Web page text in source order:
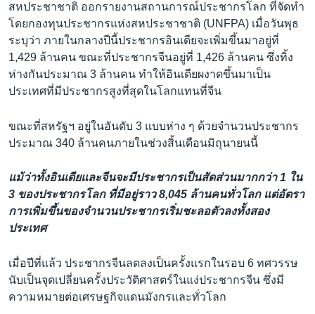
สหประชาชาติ ออกรายงานสถานการณ์ประชากรโลก ที่จัดทำ
โดยกองทุนประชากรแห่งสหประชาชาติ (UNFPA) เมื่อวันพุธ
ระบุว่า ภายในกลางปีนี้ประชากรอินเดียจะเพิ่มขึ้นมาอยู่ที่
1,429 ล้านคน ขณะที่ประชากรจีนอยู่ที่ 1,426 ล้านคน ซึ่งทิ้ง
ห่างกันประมาณ 3 ล้านคน ทำให้อินเดียผงาดขึ้นมาเป็น
ประเทศที่มีประชากรสูงที่สุดในโลกแทนที่จีน
ขณะที่สหรัฐฯ อยู่ในอันดับ 3 แบบห่าง ๆ ด้วยจำนวนประชากร
ประมาณ 340 ล้านคนภายในช่วงสิ้นเดือนมิถุนายนนี้
แม้ว่าทั้งอินเดียและจีนจะมีประชากรเป็นสัดส่วนมากกว่า 1 ใน
3 ของประชากรโลก ที่มีอยู่ราว 8,045 ล้านคนทั่วโลก แต่อัตรา
การเพิ่มขึ้นของจำนวนประชากรเริ่มชะลอตัวลงทั้งสอง
ประเทศ
เมื่อปีที่แล้ว ประชากรจีนลดลงเป็นครั้งแรกในรอบ 6 ทศวรรษ
นับเป็นจุดเปลี่ยนครั้งประวัติศาสตร์ในแง่ประชากรจีน ซึ่งมี
ความหมายต่อเศรษฐกิจแดนมังกรและทั่วโลก